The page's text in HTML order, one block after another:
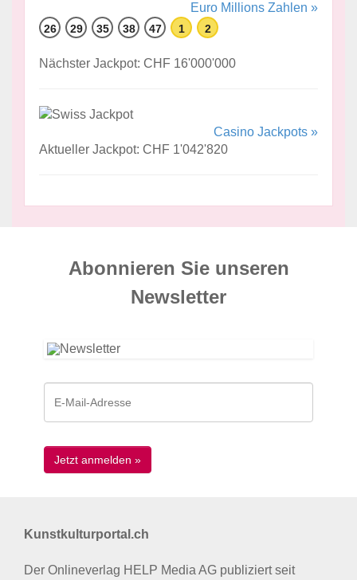
Euro Millions Zahlen »
26 29 35 38 47 1 2
Nächster Jackpot: CHF 16'000'000
Casino Jackpots »
Aktueller Jackpot: CHF 1'042'820
Abonnieren Sie unseren
News­letter
Kunstkulturportal.ch
Der Onlineverlag HELP Media AG publiziert seit